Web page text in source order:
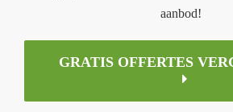
aanbod!
GRATIS OFFERTES